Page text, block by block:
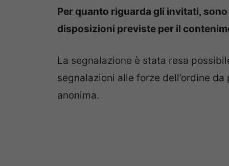
Per quanto riguarda gli invitati,
disposizioni previste per il
La segnalazione è stata resa
segnalazioni alle forze dell’ordine
anonima.